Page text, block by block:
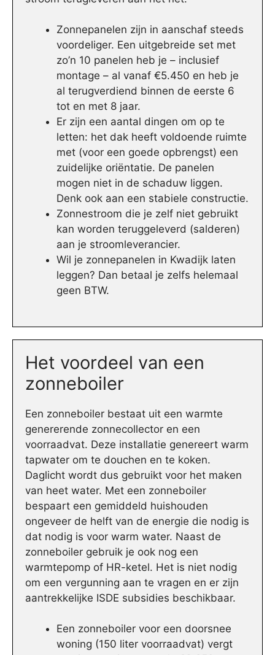
Zonnepanelen zijn in aanschaf steeds
voordeliger. Een uitgebreide set met
zo’n 10 panelen heb je – inclusief
montage – al vanaf €5.450 en heb je
al terugverdiend binnen de eerste 6
tot en met 8 jaar.
Er zijn een aantal dingen om op te
letten: het dak heeft voldoende ruimte
met (voor een goede opbrengst) een
zuidelijke oriëntatie. De panelen
mogen niet in de schaduw liggen.
Denk ook aan een stabiele constructie.
Zonnestroom die je zelf niet gebruikt
kan worden teruggeleverd (salderen)
aan je stroomleverancier.
Wil je zonnepanelen in Kwadijk laten
leggen? Dan betaal je zelfs helemaal
geen BTW.
Het voordeel van een
zonneboiler
Een zonneboiler bestaat uit een warmte
genererende zonnecollector en een
voorraadvat. Deze installatie genereert warm
tapwater om te douchen en te koken.
Daglicht wordt dus gebruikt voor het maken
van heet water. Met een zonneboiler
bespaart een gemiddeld huishouden
ongeveer de helft van de energie die nodig is
dat nodig is voor warm water. Naast de
zonneboiler gebruik je ook nog een
warmtepomp of HR-ketel. Het is niet nodig
om een vergunning aan te vragen en er zijn
aantrekkelijke ISDE subsidies beschikbaar.
Een zonneboiler voor een doorsnee
woning (150 liter voorraadvat) vergt